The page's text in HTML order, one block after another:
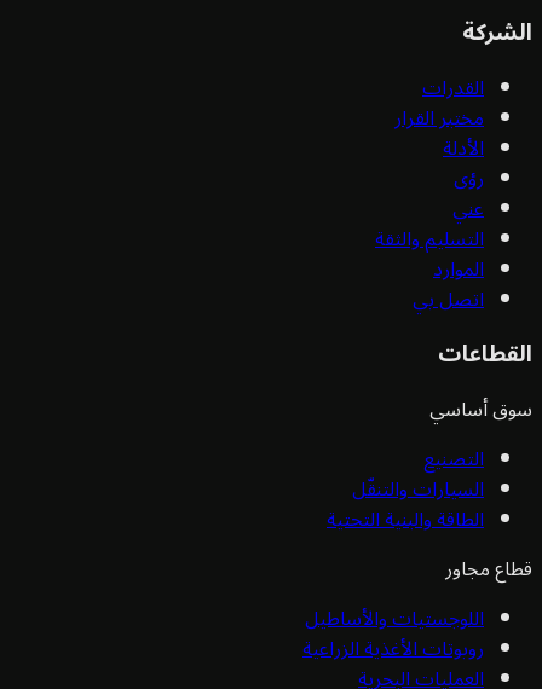
القدرات
مختبر القرار
الأدلة
رؤى
عني
التسليم والثقة
الموارد
اتصل بي
أساسي
التصنيع
السيارات والتنقّل
الطاقة والبنية التحتية
مجاور
اللوجستيات والأساطيل
روبوتات الأغذية الزراعية
العمليات البحرية